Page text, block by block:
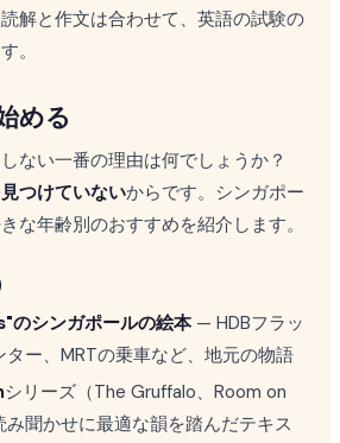
解と作文は合わせて、英語の試験の
。
める
ない一番の理由は何でしょうか？
つけていないからです。シンガポー
な年齢別のおすすめを紹介します。
シンガポールの絵本— HDBフラッ
ター、MRTの乗車など、地元の物語
シリーズ（The Gruffalo、Room on
聞かせに最適な韻を踏んだテキス